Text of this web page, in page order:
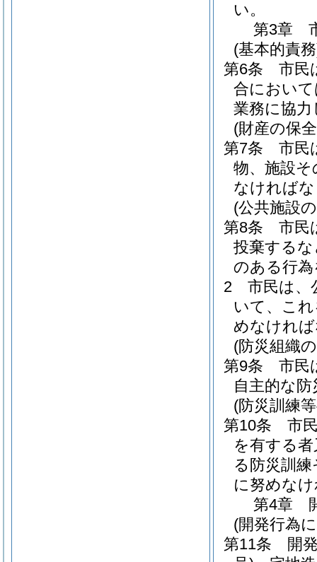
い。
第3章
(基本的責
第6条
市民
合におい
業務に協
(財産の保
第7条
市民
物、施設
なければ
(公共施設
第8条
市民
投棄する
のある行
2
市民は、
いて、こ
めなけれ
(防災組織
第9条
市民
自主的な
(防災訓練
第10条
市
を有する
る防災訓
に努めな
第4章
(開発行為
第11条
開